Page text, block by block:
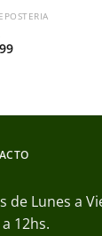
de Lunes a
12hs.